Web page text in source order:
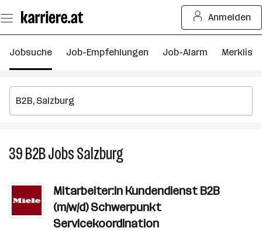
Seiteninhalt
springen
Anmelden
Jobsuche Job-Empfehlungen Job-Alarm Merkliste
39B2BJobsSalzburg39
B2B
in
Salzburg
Mitarbeiter:in Kundendienst B2B
(m/w/d) Schwerpunkt
Servicekoordination